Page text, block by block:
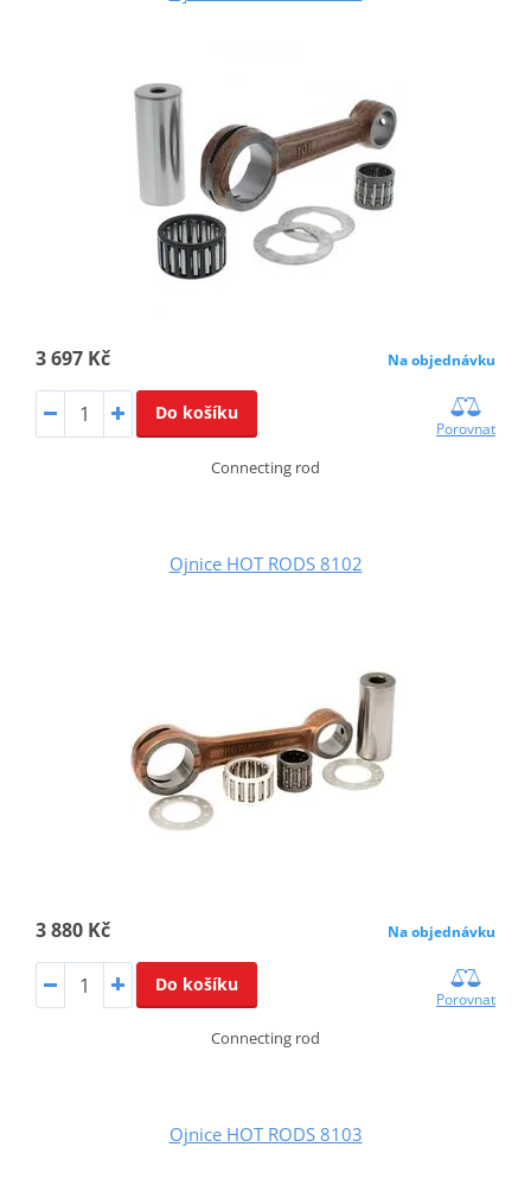
3 697 Kč Na objednávku
Do košíku
Porovnat
Connecting rod
Ojnice HOT RODS 8102
3 880 Kč Na objednávku
Do košíku
Porovnat
Connecting rod
Ojnice HOT RODS 8103